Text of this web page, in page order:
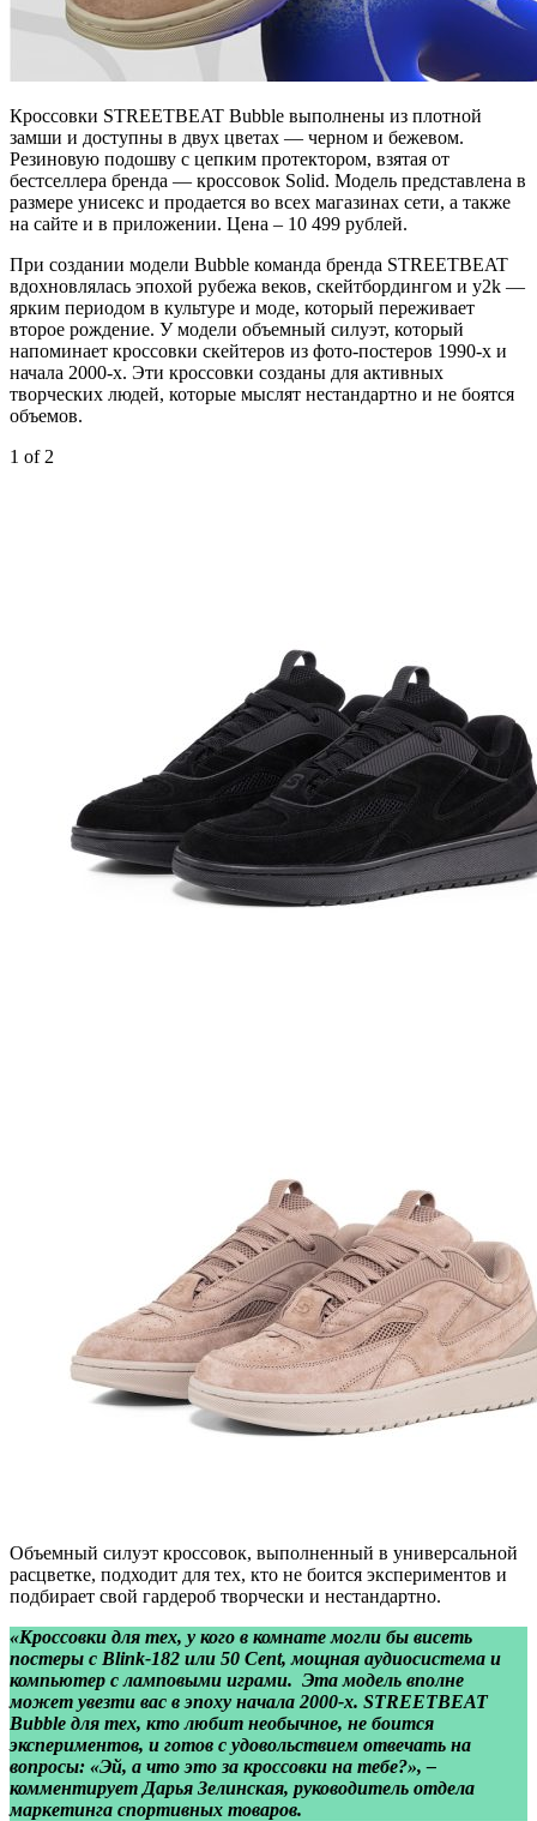
Кроссовки STREETBEAT Bubble выполнены из плотной
замши и доступны в двух цветах — черном и бежевом.
Резиновую подошву с цепким протектором, взятая от
бестселлера бренда — кроссовок Solid. Модель представлена в
размере унисекс и продается во всех магазинах сети, а также
на сайте и в приложении. Цена – 10 499 рублей.
При создании модели Bubble команда бренда STREETBEAT
вдохновлялась эпохой рубежа веков, скейтбордингом и y2k —
ярким периодом в культуре и моде, который переживает
второе рождение. У модели объемный силуэт, который
напоминает кроссовки скейтеров из фото-постеров 1990-х и
начала 2000-х. Эти кроссовки созданы для активных
творческих людей, которые мыслят нестандартно и не боятся
объемов.
1 of 2
Объемный силуэт кроссовок, выполненный в универсальной
расцветке, подходит для тех, кто не боится экспериментов и
подбирает свой гардероб творчески и нестандартно.
«Кроссовки для тех, у кого в комнате могли бы висеть
постеры с Blink-182 или 50 Cent, мощная аудиосистема и
компьютер с ламповыми играми. Эта модель вполне
может увезти вас в эпоху начала 2000-х. STREETBEAT
Bubble для тех, кто любит необычное, не боится
экспериментов, и готов с удовольствием отвечать на
вопросы: «Эй, а что это за кроссовки на тебе?», –
комментирует Дарья Зелинская, руководитель отдела
маркетинга спортивных товаров.